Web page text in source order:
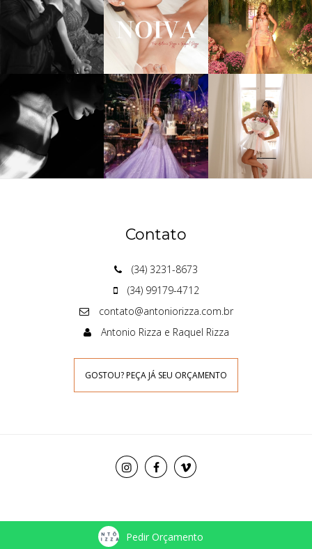
Contato
(34) 3231-8673
(34) 99179-4712
contato@antoniorizza.com.br
Antonio Rizza e Raquel Rizza
GOSTOU? PEÇA JÁ SEU ORÇAMENTO
Pedir Orçamento